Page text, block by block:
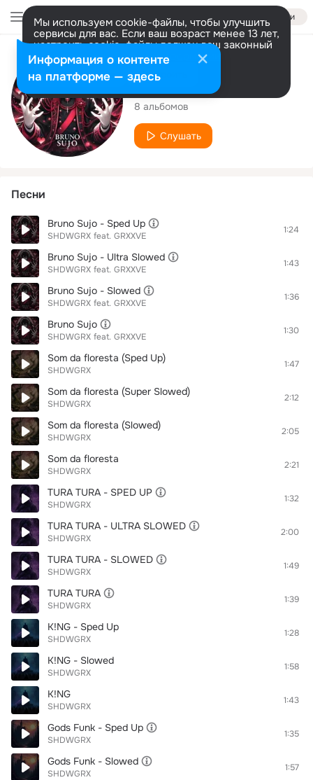
Войти
Мы используем cookie-файлы, чтобы улучшить
сервисы для вас. Если ваш возраст менее 13 лет,
настроить cookie-файлы должен ваш законный
представитель. Больше информации
Разрешить все Настроить
Исполнитель
SHDWGRX
8 альбомов
Слушать
Песни
Bruno Sujo - Sped Up
SHDWGRX feat. GRXXVE
1:24
Bruno Sujo - Ultra Slowed
SHDWGRX feat. GRXXVE
1:43
Bruno Sujo - Slowed
SHDWGRX feat. GRXXVE
1:36
Bruno Sujo
SHDWGRX feat. GRXXVE
1:30
Som da floresta (Sped Up)
SHDWGRX
1:47
Som da floresta (Super Slowed)
SHDWGRX
2:12
Som da floresta (Slowed)
SHDWGRX
2:05
Som da floresta
SHDWGRX
2:21
TURA TURA - SPED UP
SHDWGRX
1:32
TURA TURA - ULTRA SLOWED
SHDWGRX
2:00
TURA TURA - SLOWED
SHDWGRX
1:49
TURA TURA
SHDWGRX
1:39
K!NG - Sped Up
SHDWGRX
1:28
K!NG - Slowed
SHDWGRX
1:58
K!NG
SHDWGRX
1:43
Gods Funk - Sped Up
SHDWGRX
1:35
Gods Funk - Slowed
SHDWGRX
1:57
Информация о контенте
на платформе — здесь